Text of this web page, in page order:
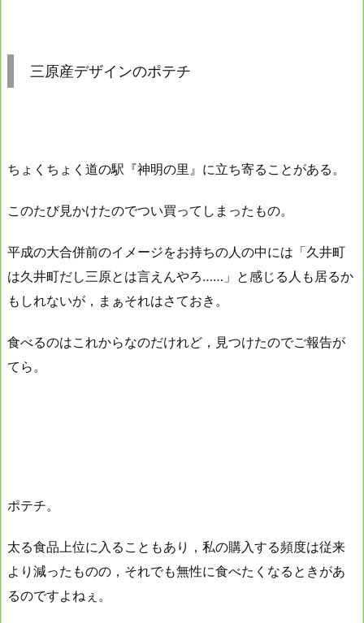
三原産デザインのポテチ
ちょくちょく道の駅『神明の里』に立ち寄ることがある。
このたび見かけたのでつい買ってしまったもの。
平成の大合併前のイメージをお持ちの人の中には「久井町
は久井町だし三原とは言えんやろ……」と感じる人も居るか
もしれないが，まぁそれはさておき。
食べるのはこれからなのだけれど，見つけたのでご報告が
てら。
ポテチ。
太る食品上位に入ることもあり，私の購入する頻度は従来
より減ったものの，それでも無性に食べたくなるときがあ
るのですよねぇ。